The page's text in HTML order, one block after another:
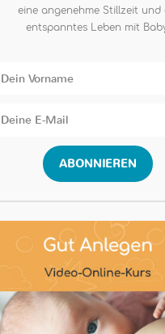
eine angenehme Stillzeit und
entspanntes Leben mit
ABONNIEREN